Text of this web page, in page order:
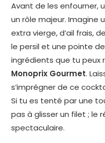
Avant de les enfourner,
un rôle majeur. Imagine
extra vierge, d’ail frais,
le persil et une pointe
ingrédients que tu peux
Monoprix Gourmet.
s’imprégner de ce
Si tu es tenté par une
pas à glisser un filet ; le
spectaculaire.